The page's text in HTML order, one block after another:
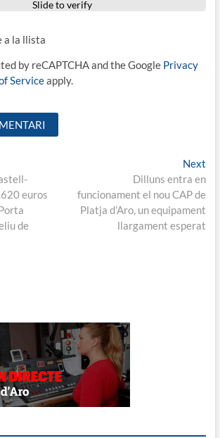
Slide to verify
a la llista
by reCAPTCHA and the Google Privacy
Serviceapply.
euros
de
Next
Dilluns entra en
funcionament el nou CAP de
Platja d’Aro, un equipament
llargament esperat